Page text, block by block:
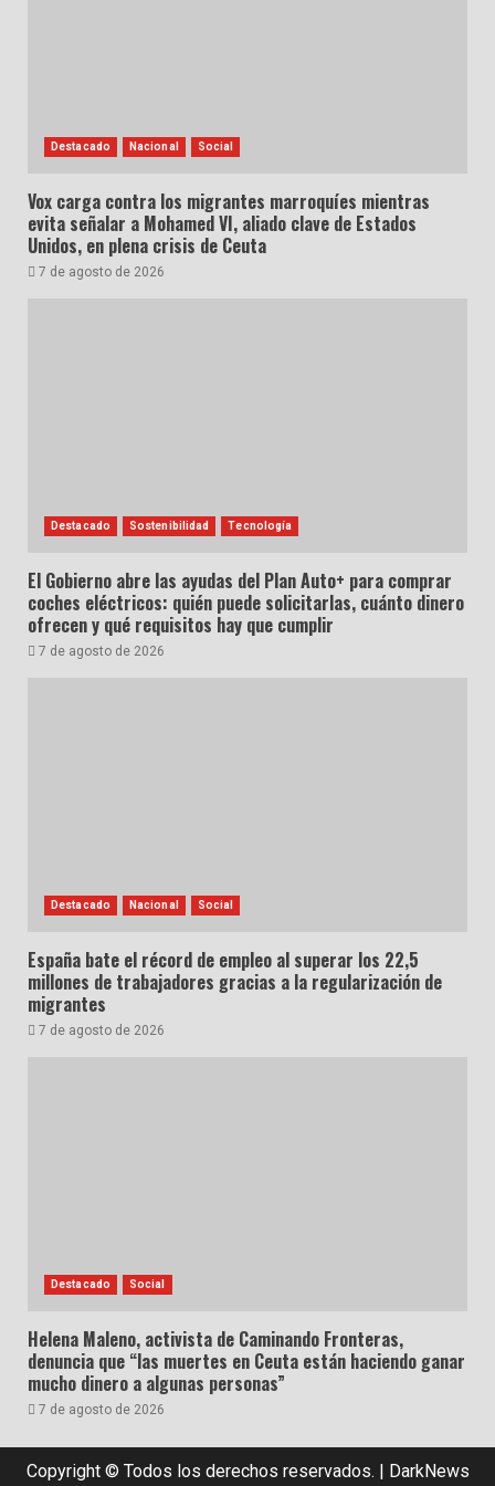
Destacado Nacional Social
Vox carga contra los migrantes marroquíes mientras
evita señalar a Mohamed VI, aliado clave de Estados
Unidos, en plena crisis de Ceuta
7 de agosto de 2026
Destacado Sostenibilidad Tecnología
El Gobierno abre las ayudas del Plan Auto+ para comprar
coches eléctricos: quién puede solicitarlas, cuánto dinero
ofrecen y qué requisitos hay que cumplir
7 de agosto de 2026
Destacado Nacional Social
España bate el récord de empleo al superar los 22,5
millones de trabajadores gracias a la regularización de
migrantes
7 de agosto de 2026
Destacado Social
Helena Maleno, activista de Caminando Fronteras,
denuncia que “las muertes en Ceuta están haciendo ganar
mucho dinero a algunas personas”
7 de agosto de 2026
Copyright © Todos los derechos reservados. | DarkNews